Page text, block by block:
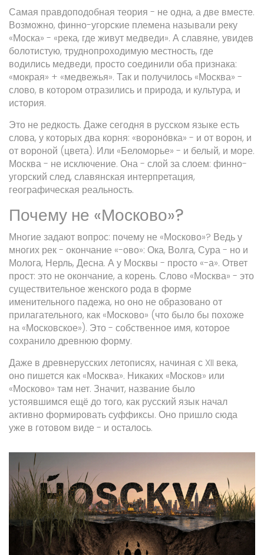
Самая правдоподобная теория - не одна, а две вместе.
Возможно, финно-угорские племена называли реку
«Моска» - «река, где живут медведи». А славяне, увидев
болотистую, труднопроходимую местность, где
водились медведи, просто соединили оба признака:
«мокрая» + «медвежья». Так и получилось «Москва» -
слово, в котором отразились и природа, и культура, и
история.
Это не редкость. Даже сегодня в русском языке есть
слова, у которых два корня: «вороно́вка» - и от ворон, и
от вороной (цвета). Или «Беломорье» - и белый, и море.
Москва - не исключение. Она - слой за слоем: финно-
угорский след, славянская интерпретация,
географическая реальность.
Почему не «Москово»?
Многие задают вопрос: почему не «Москово»? Ведь у
многих рек - окончание «-ово»: Ока, Волга, Сура - но и
Молога, Нерль, Десна. А у Москвы - просто «-а». Ответ
прост: это не окончание, а корень. Слово «Москва» - это
существительное женского рода в форме
именительного падежа, но оно не образовано от
прилагательного, как «Москово» (что было бы похоже
на «Московское»). Это - собственное имя, которое
сохранило древнюю форму.
Даже в древнерусских летописях, начиная с XII века,
оно пишется как «Москва». Никаких «Москов» или
«Москово» там нет. Значит, название было
устоявшимся ещё до того, как русский язык начал
активно формировать суффиксы. Оно пришло сюда
уже в готовом виде - и осталось.